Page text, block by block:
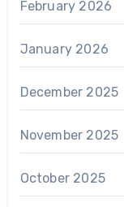
February 2026
January 2026
December 2025
November 2025
October 2025